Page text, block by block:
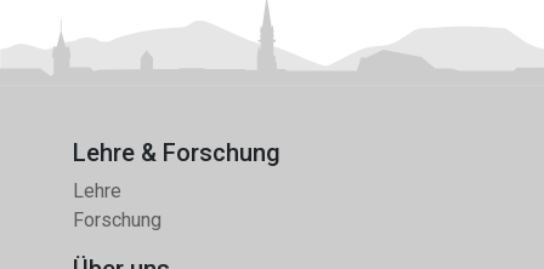
Lehre & Forschung
Lehre
Forschung